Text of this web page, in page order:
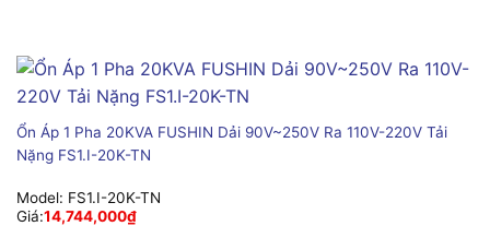
Ổn Áp 1 Pha 20KVA FUSHIN Dải 90V~250V Ra 110V-220V Tải
Nặng FS1.I-20K-TN
Model: FS1.I-20K-TN
Giá:14,744,000₫